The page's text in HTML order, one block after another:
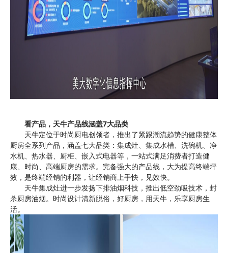
看产品，天牛产品线涵盖7大品类
天牛定位于时尚厨电创领者，推出了紧跟潮流趋势的健康整体
厨房全系列产品，涵盖七大品类：集成灶、集成水槽、洗碗机、净
水机、热水器、厨柜、嵌入式电器等，一站式满足消费者打造健
康、时尚、高端厨房的需求。完备强大的产品线，大为提高终端坪
效，是终端经销的利器，让经销商上手快，见效快。
天牛集成灶进一步发扬下排油烟科技，推出低空劲吸技术，封
杀厨房油烟。时尚设计清新脱俗，好厨房，用天牛，乐享厨房生
活。